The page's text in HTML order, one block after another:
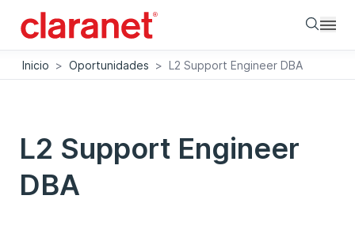
Inicio > Oportunidades > L2 Support Engineer DBA
L2 Support Engineer
DBA